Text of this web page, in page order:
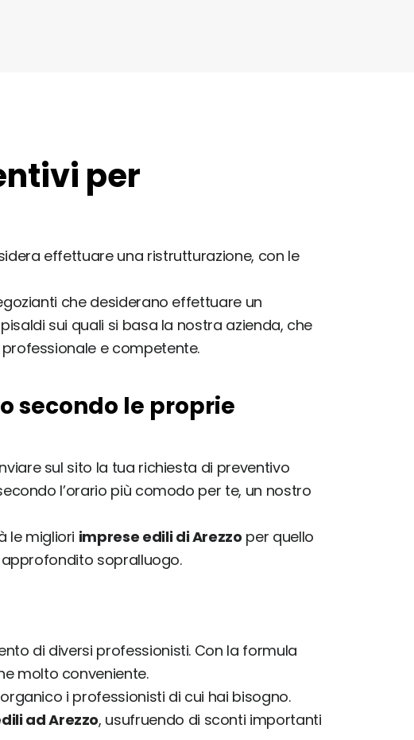
per
effettuare una ristrutturazione, con le
che desiderano effettuare un
sui quali si basa la nostra azienda, che
e competente.
secondo le proprie
sul sito la tua richiesta di preventivo
l’orario più comodo per te, un nostro
le migliori imprese edili di Arezzo per quello
sopralluogo.
di diversi professionisti. Con la formula
molto conveniente.
i professionisti di cui hai bisogno.
ad Arezzo, usufruendo di sconti importanti